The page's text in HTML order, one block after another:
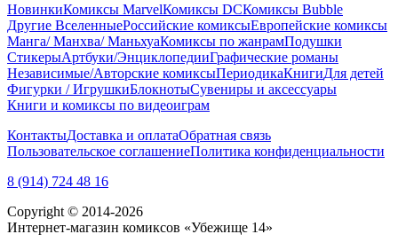
НовинкиКомиксы MarvelКомиксы DCКомиксы Bubble
Другие ВселенныеРоссийские комиксыЕвропейские комиксы
Манга/ Манхва/ МаньхуаКомиксы по жанрамПодушки
СтикерыАртбуки/ЭнциклопедииГрафические романы
Независимые/Авторские комиксыПериодикаКнигиДля детей
Фигурки / ИгрушкиБлокнотыСувениры и аксессуары
Книги и комиксы по видеоиграм
КонтактыДоставка и оплатаОбратная связь
Пользовательское соглашениеПолитика конфиденциальности
8 (914) 724 48 16
Copyright © 2014-2026
Интернет-магазин комиксов «Убежище 14»